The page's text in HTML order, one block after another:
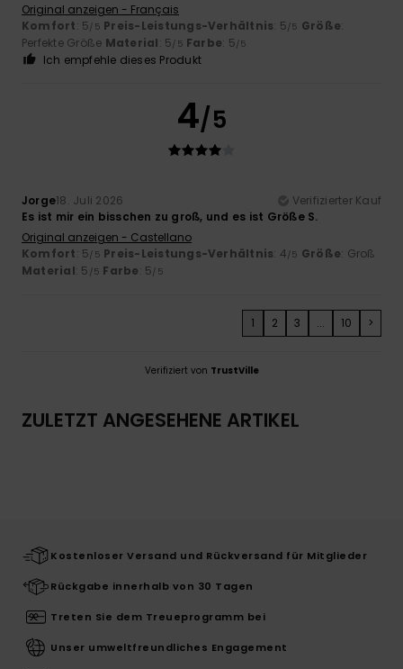
Original anzeigen - Français
Komfort: 5/5 Preis-Leistungs-Verhältnis: 5/5 Größe:
Perfekte Größe Material: 5/5 Farbe: 5/5
Ich empfehle dieses Produkt
4/5
Jorge18. Juli 2026
Verifizierter Kauf
Es ist mir ein bisschen zu groß, und es ist Größe S.
Original anzeigen - Castellano
Komfort: 5/5 Preis-Leistungs-Verhältnis: 4/5 Größe: Groß
Material: 5 /5 Farbe: 5/5
1 2 3 ... 10 >
Verifiziert von TrustVille
ZULETZT ANGESEHENE ARTIKEL
Kostenloser Versand und Rückversand für Mitglieder
Rückgabe innerhalb von 30 Tagen
Treten Sie dem Treueprogramm bei
Unser umweltfreundliches Engagement